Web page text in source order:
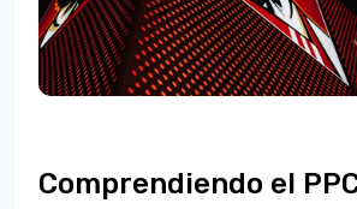
Comprendiendo el